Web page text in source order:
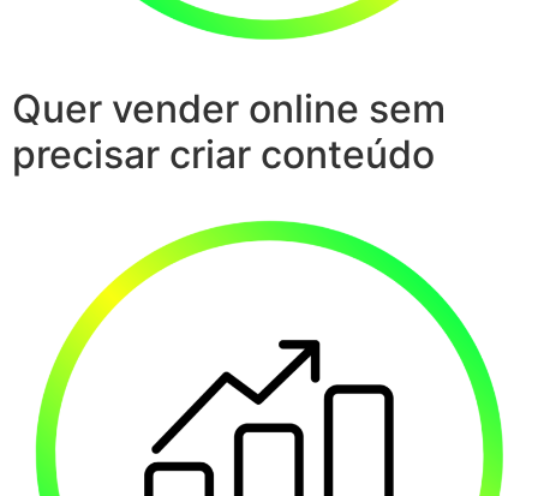
Quer vender online sem
precisar criar conteúdo